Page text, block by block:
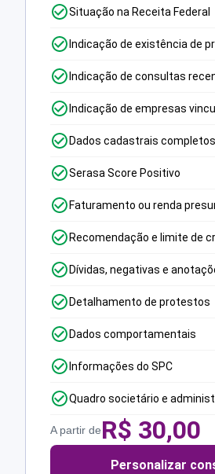
Situação na Receita Federal
Indicação de existência de
Indicação de consultas
Indicação de empresas
Dados cadastrais completos
Serasa Score Positivo
Faturamento ou renda
Recomendação e limite de
Dívidas, negativas e
Detalhamento de protestos
Dados comportamentais
Informações do SPC
Quadro societário e
A partir deR$ 30,00
Personalizar